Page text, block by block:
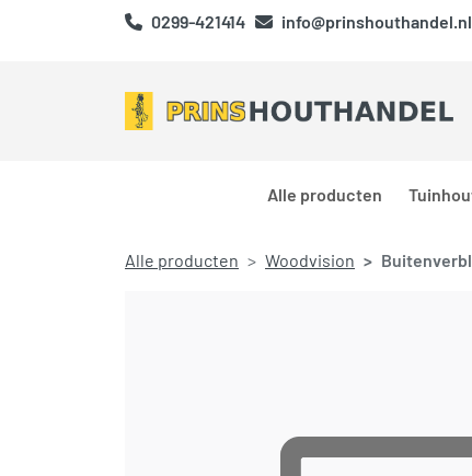
0299-421414 info@prinshouthandel.nl
Alle producten
Alle producten Woodvision